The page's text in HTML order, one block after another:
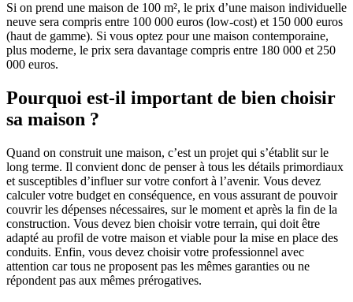
Si on prend une maison de 100 m², le prix d’une maison individuelle
neuve sera compris entre 100 000 euros (low-cost) et 150 000 euros
(haut de gamme). Si vous optez pour une maison contemporaine,
plus moderne, le prix sera davantage compris entre 180 000 et 250
000 euros.
Pourquoi est-il important de bien choisir
sa maison ?
Quand on construit une maison, c’est un projet qui s’établit sur le
long terme. Il convient donc de penser à tous les détails primordiaux
et susceptibles d’influer sur votre confort à l’avenir. Vous devez
calculer votre budget en conséquence, en vous assurant de pouvoir
couvrir les dépenses nécessaires, sur le moment et après la fin de la
construction. Vous devez bien choisir votre terrain, qui doit être
adapté au profil de votre maison et viable pour la mise en place des
conduits. Enfin, vous devez choisir votre professionnel avec
attention car tous ne proposent pas les mêmes garanties ou ne
répondent pas aux mêmes prérogatives.